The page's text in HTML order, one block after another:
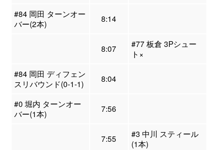
#84 岡田 ターンオー
バー(2本)
8:14
8:07
#77 板倉 3Pシュー
ト×
#84 岡田 ディフェン
スリバウンド(0-1-1)
8:04
#0 堀内 ターンオー
バー(1本)
7:56
7:55
#3 中川 スティール
(1本)